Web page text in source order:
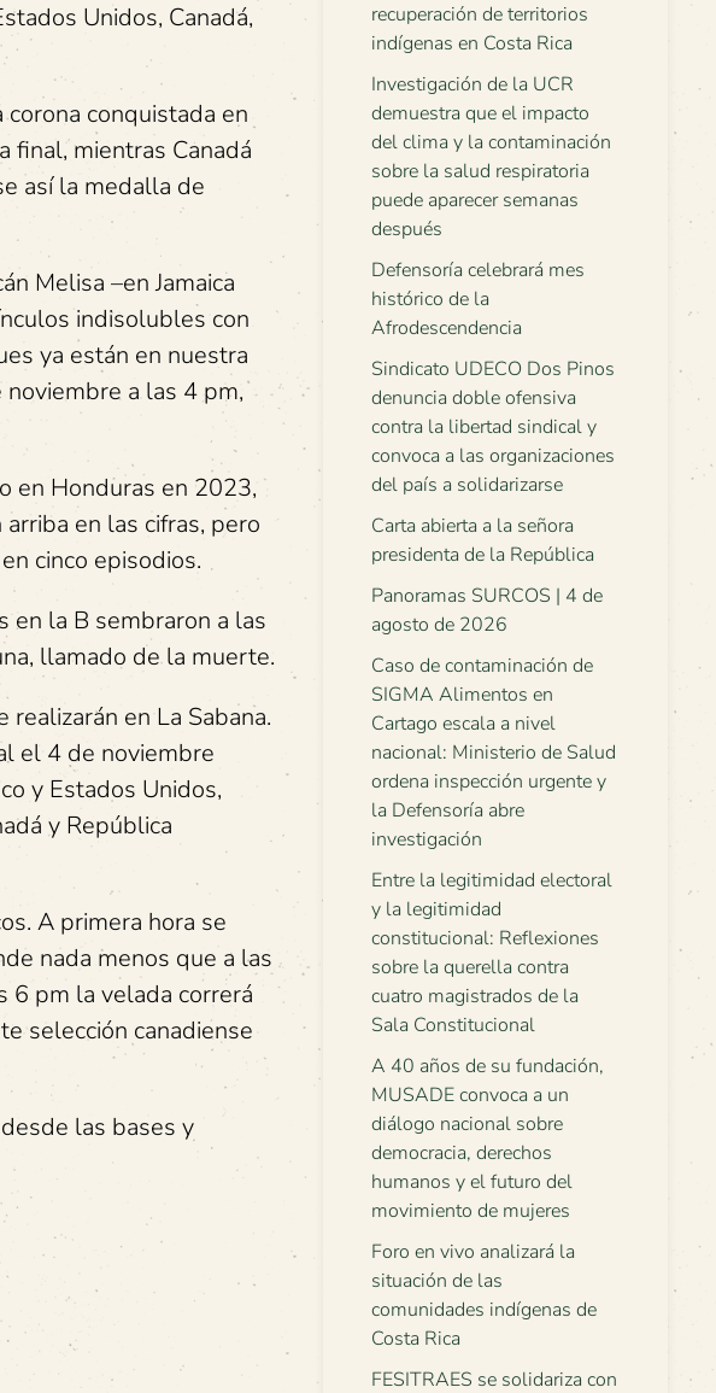
Unidos, Canadá,
conquistada en
final, mientras Canadá
así la medalla de
Melisa –en Jamaica
indisolubles con
ya están en nuestra
a las 4 pm,
en Honduras en 2023,
en las cifras, pero
cinco episodios.
en la B sembraron a las
llamado de la muerte.
en La Sabana.
el 4 de noviembre
y Estados Unidos,
y República
A primera hora se
nada menos que a las
6 pm la velada correrá
selección canadiense
las bases y
recuperación de territorios
indígenas en Costa Rica
Investigación de la UCR
demuestra que el impacto
del clima y la contaminación
sobre la salud respiratoria
puede aparecer semanas
después
Defensoría celebrará mes
histórico de la
Afrodescendencia
Sindicato UDECO Dos Pinos
denuncia doble ofensiva
contra la libertad sindical y
convoca a las organizaciones
del país a solidarizarse
Carta abierta a la señora
presidenta de la República
Panoramas SURCOS | 4 de
agosto de 2026
Caso de contaminación de
SIGMA Alimentos en
Cartago escala a nivel
nacional: Ministerio de Salud
ordena inspección urgente y
la Defensoría abre
investigación
Entre la legitimidad electoral
y la legitimidad
constitucional: Reflexiones
sobre la querella contra
cuatro magistrados de la
Sala Constitucional
A 40 años de su fundación,
MUSADE convoca a un
diálogo nacional sobre
democracia, derechos
humanos y el futuro del
movimiento de mujeres
Foro en vivo analizará la
situación de las
comunidades indígenas de
Costa Rica
FESITRAES se solidariza con